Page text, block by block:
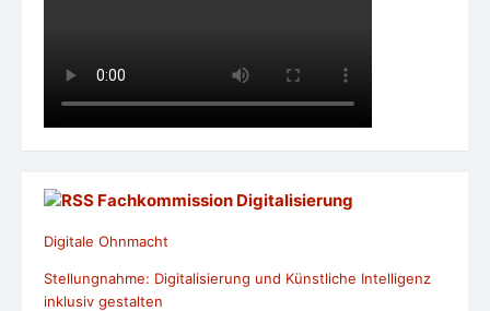
Fachkommission Digitalisierung
Digitale Ohnmacht
Stellungnahme: Digitalisierung und Künstliche Intelligenz
inklusiv gestalten